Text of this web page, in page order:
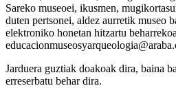
Sareko museoei, ikusmen,
duten pertsonei, aldez aurretik museo
elektroniko honetan hitzartu
Jarduera guztiak doakoak dira, baina
erreserbatu behar dira.